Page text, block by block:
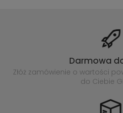
Darmowa
Złóż zamówienie o wartości
do Ciebie